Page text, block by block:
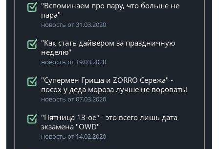
"Вспоминаем про пару, что больше не
пара"
новость от 31.03.2020
"Как стать дайвером за праздничную
неделю"
новость от 19.03.2020
"Супермен Гриша и ZORRO Сережа" -
посох у деда мороза лучше не воровать!
новость от 07.03.2020
"Пятница 13-ое" - это всего лишь дата
экзамена "OWD"
новость от 14.02.2020